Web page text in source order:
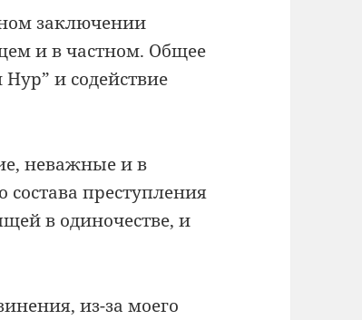
заключении
и в частном. Общее
и содействие
неважные и в
преступления
в одиночестве, и
из-за моего